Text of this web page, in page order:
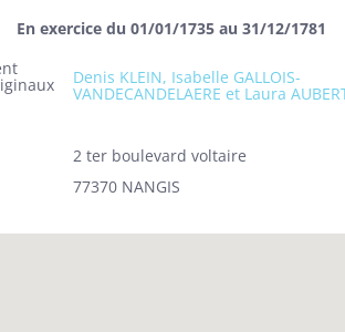
En exercice du 01/01/1735 au 31/12/1781
Denis KLEIN, Isabelle GALLOIS-
VANDECANDELAERE et Laura
2 ter boulevard voltaire
77370 NANGIS